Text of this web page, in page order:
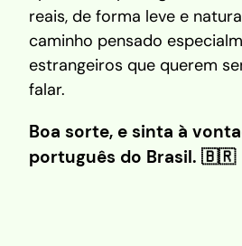
reais, de forma leve e
caminho pensado
estrangeiros que querem
falar.
Boa sorte, e sinta à
português do Brasil. 🇧🇷